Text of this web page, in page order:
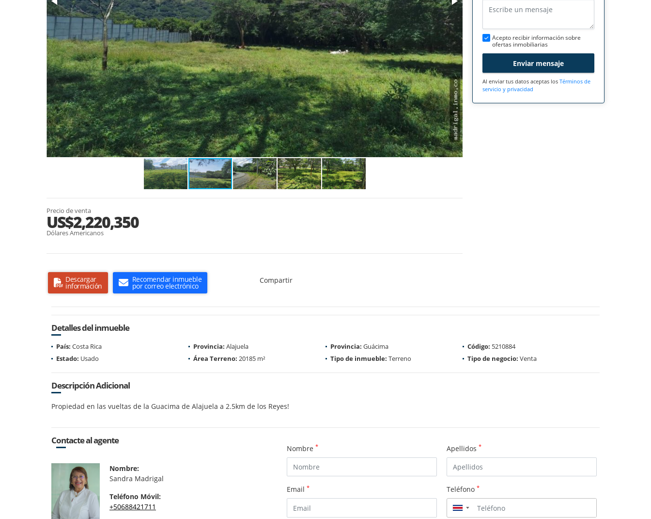
Precio de venta
US$2,220,350
Dólares Americanos
Descargar
información
Recomendar inmueble
por correo electrónico
Compartir
Acepto recibir información sobre
ofertas inmobiliarias
Enviar mensaje
Al enviar tus datos aceptas los Términos de
servicio y privacidad
Detalles del inmueble
País: Costa Rica Provincia: Alajuela Provincia: Guácima Código: 5210884
Estado: Usado Área Terreno: 20185 m² Tipo de inmueble: Terreno Tipo de negocio: Venta
Descripción Adicional
Propiedad en las vueltas de la Guacima de Alajuela a 2.5km de los Reyes!
Contacte al agente
Nombre:
Sandra Madrigal
Teléfono Móvil:
+50688421711
Nombre * Apellidos *
Email * Teléfono *
▼